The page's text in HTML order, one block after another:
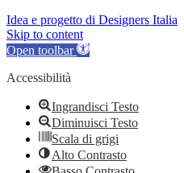
Idea e progetto di Designers Italia
Skip to content
Open toolbar
Accessibilità
Ingrandisci Testo
Diminuisci Testo
Scala di grigi
Alto Contrasto